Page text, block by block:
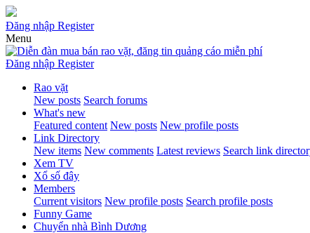
Đăng nhập Register
Menu
Đăng nhập Register
Rao vặt
New posts Search forums
What's new
Featured content New posts New profile posts
Link Directory
New items New comments Latest reviews Search link
Xem TV
Xổ số đây
Members
Current visitors New profile posts Search profile posts
Funny Game
Chuyển nhà Bình Dương